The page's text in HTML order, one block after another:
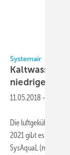
Systemair
niedrigen
11.05.2018 -
Die luftgekühlten
2021 gibt es in
SysAquaL (nur